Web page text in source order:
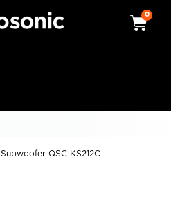
0
Subwoofer QSC KS212C